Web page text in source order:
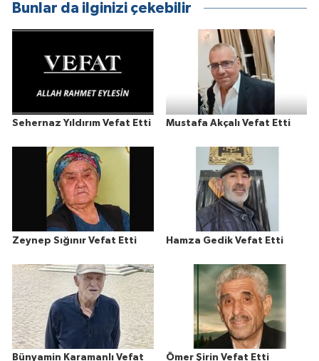
Bunlar da ilginizi çekebilir
Sehernaz Yıldırım Vefat Etti Mustafa Akçalı Vefat Etti
Zeynep Sığınır Vefat Etti Hamza Gedik Vefat Etti
Bünyamin Karamanlı Vefat Ömer Şirin Vefat Etti